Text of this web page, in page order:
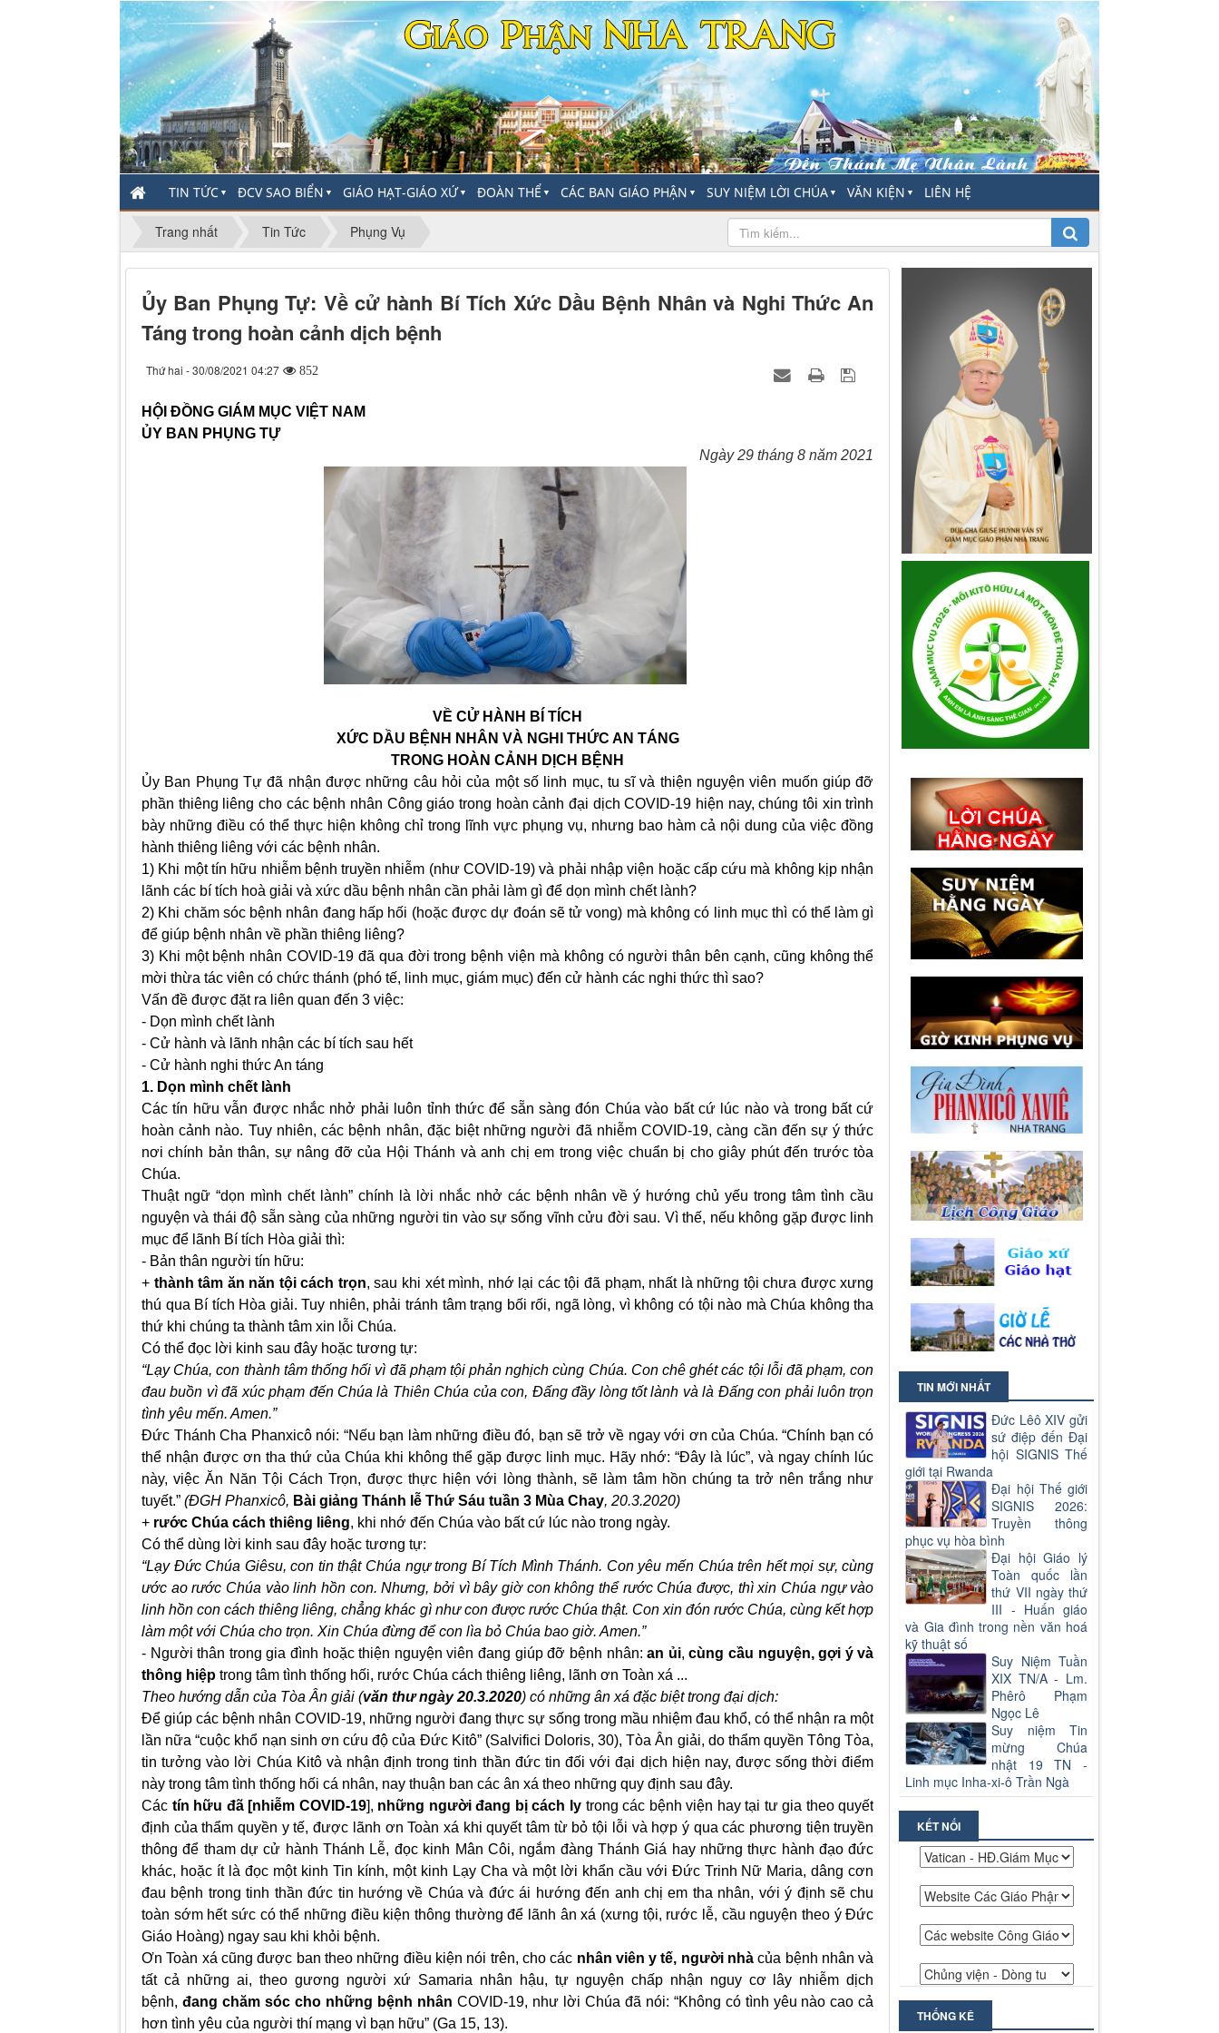
TIN TỨC ▼ ĐCV SAO BIỂN ▼ GIÁO HẠT-GIÁO XỨ▼ ĐOÀN THỂ ▼ CÁC BAN GIÁO PHẬN ▼ SUY NIỆM LỜI CHÚA ▼ VĂN KIỆN ▼ LIÊN HỆ
Trang nhất Tin Tức Phụng Vụ
Ủy Ban Phụng Tự: Về cử hành Bí Tích Xức Dầu Bệnh Nhân và Nghi Thức An
Táng trong hoàn cảnh dịch bệnh
Thứ hai - 30/08/2021 04:27 852
HỘI ĐỒNG GIÁM MỤC VIỆT NAM
ỦY BAN PHỤNG TỰ
Ngày 29 tháng 8 năm 2021
VỀ CỬ HÀNH BÍ TÍCH
XỨC DẦU BỆNH NHÂN VÀ NGHI THỨC AN TÁNG
TRONG HOÀN CẢNH DỊCH BỆNH
Ủy Ban Phụng Tự đã nhận được những câu hỏi của một số linh mục, tu sĩ và thiện nguyện viên muốn giúp đỡ
phần thiêng liêng cho các bệnh nhân Công giáo trong hoàn cảnh đại dịch COVID-19 hiện nay, chúng tôi xin trình
bày những điều có thể thực hiện không chỉ trong lĩnh vực phụng vụ, nhưng bao hàm cả nội dung của việc đồng
hành thiêng liêng với các bệnh nhân.
1) Khi một tín hữu nhiễm bệnh truyền nhiễm (như COVID-19) và phải nhập viện hoặc cấp cứu mà không kịp nhận
lãnh các bí tích hoà giải và xức dầu bệnh nhân cần phải làm gì để dọn mình chết lành?
2) Khi chăm sóc bệnh nhân đang hấp hối (hoặc được dự đoán sẽ tử vong) mà không có linh mục thì có thể làm gì
để giúp bệnh nhân về phần thiêng liêng?
3) Khi một bệnh nhân COVID-19 đã qua đời trong bệnh viện mà không có người thân bên cạnh, cũng không thể
mời thừa tác viên có chức thánh (phó tế, linh mục, giám mục) đến cử hành các nghi thức thì sao?
Vấn đề được đặt ra liên quan đến 3 việc:
- Dọn mình chết lành
- Cử hành và lãnh nhận các bí tích sau hết
- Cử hành nghi thức An táng
1. Dọn mình chết lành
Các tín hữu vẫn được nhắc nhở phải luôn tỉnh thức để sẵn sàng đón Chúa vào bất cứ lúc nào và trong bất cứ
hoàn cảnh nào. Tuy nhiên, các bệnh nhân, đặc biệt những người đã nhiễm COVID-19, càng cần đến sự ý thức
nơi chính bản thân, sự nâng đỡ của Hội Thánh và anh chị em trong việc chuẩn bị cho giây phút đến trước tòa
Chúa.
Thuật ngữ “dọn mình chết lành” chính là lời nhắc nhở các bệnh nhân về ý hướng chủ yếu trong tâm tình cầu
nguyện và thái độ sẵn sàng của những người tin vào sự sống vĩnh cửu đời sau. Vì thế, nếu không gặp được linh
mục để lãnh Bí tích Hòa giải thì:
- Bản thân người tín hữu:
+ thành tâm ăn năn tội cách trọn, sau khi xét mình, nhớ lại các tội đã phạm, nhất là những tội chưa được xưng
thú qua Bí tích Hòa giải. Tuy nhiên, phải tránh tâm trạng bối rối, ngã lòng, vì không có tội nào mà Chúa không tha
thứ khi chúng ta thành tâm xin lỗi Chúa.
Có thể đọc lời kinh sau đây hoặc tương tự:
“Lạy Chúa, con thành tâm thống hối vì đã phạm tội phản nghịch cùng Chúa. Con chê ghét các tội lỗi đã phạm, con
đau buồn vì đã xúc phạm đến Chúa là Thiên Chúa của con, Đấng đầy lòng tốt lành và là Đấng con phải luôn trọn
tình yêu mến. Amen.”
Đức Thánh Cha Phanxicô nói: “Nếu bạn làm những điều đó, bạn sẽ trở về ngay với ơn của Chúa. “Chính bạn có
thể nhận được ơn tha thứ của Chúa khi không thể gặp được linh mục. Hãy nhớ: “Đây là lúc”, và ngay chính lúc
này, việc Ăn Năn Tội Cách Trọn, được thực hiện với lòng thành, sẽ làm tâm hồn chúng ta trở nên trắng như
tuyết.” (ĐGH Phanxicô, Bài giảng Thánh lễ Thứ Sáu tuần 3 Mùa Chay, 20.3.2020)
+ rước Chúa cách thiêng liêng, khi nhớ đến Chúa vào bất cứ lúc nào trong ngày.
Có thể dùng lời kinh sau đây hoặc tương tự:
“Lạy Đức Chúa Giêsu, con tin thật Chúa ngự trong Bí Tích Mình Thánh. Con yêu mến Chúa trên hết mọi sự, cùng
ước ao rước Chúa vào linh hồn con. Nhưng, bởi vì bây giờ con không thể rước Chúa được, thì xin Chúa ngự vào
linh hồn con cách thiêng liêng, chẳng khác gì như con được rước Chúa thật. Con xin đón rước Chúa, cùng kết hợp
làm một với Chúa cho trọn. Xin Chúa đừng để con lìa bỏ Chúa bao giờ. Amen.”
- Người thân trong gia đình hoặc thiện nguyện viên đang giúp đỡ bệnh nhân:an ủi,cùng cầu nguyện, gợi ý và
thông hiệp trong tâm tình thống hối, rước Chúa cách thiêng liêng, lãnh ơn Toàn xá ...
Theo hướng dẫn của Tòa Ân giải (văn thư ngày 20.3.2020) có những ân xá đặc biệt trong đại dịch:
Để giúp các bệnh nhân COVID-19, những người đang thực sự sống trong mầu nhiệm đau khổ, có thể nhận ra một
lần nữa “cuộc khổ nạn sinh ơn cứu độ của Đức Kitô” (Salvifici Doloris, 30), Tòa Ân giải, do thẩm quyền Tông Tòa,
tin tưởng vào lời Chúa Kitô và nhận định trong tinh thần đức tin đối với đại dịch hiện nay, được sống thời điểm
này trong tâm tình thống hối cá nhân, nay thuận ban các ân xá theo những quy định sau đây.
Các tín hữu đã [nhiễm COVID-19], những người đang bị cách ly trong các bệnh viện hay tại tư gia theo quyết
định của thẩm quyền y tế, được lãnh ơn Toàn xá khi quyết tâm từ bỏ tội lỗi và hợp ý qua các phương tiện truyền
thông để tham dự cử hành Thánh Lễ, đọc kinh Mân Côi, ngắm đàng Thánh Giá hay những thực hành đạo đức
khác, hoặc ít là đọc một kinh Tin kính, một kinh Lạy Cha và một lời khẩn cầu với Đức Trinh Nữ Maria, dâng cơn
đau bệnh trong tinh thần đức tin hướng về Chúa và đức ái hướng đến anh chị em tha nhân, với ý định sẽ chu
toàn sớm hết sức có thể những điều kiện thông thường để lãnh ân xá (xưng tội, rước lễ, cầu nguyện theo ý Đức
Giáo Hoàng) ngay sau khi khỏi bệnh.
Ơn Toàn xá cũng được ban theo những điều kiện nói trên, cho các nhân viên y tế, người nhàcủa bệnh nhân và
tất cả những ai, theo gương người xứ Samaria nhân hậu, tự nguyện chấp nhận nguy cơ lây nhiễm dịch
bệnh, đang chăm sóc cho những bệnh nhân COVID-19, như lời Chúa đã nói: “Không có tình yêu nào cao cả
hơn tình yêu của người thí mạng vì bạn hữu” (Ga 15, 13).
TIN MỚI NHẤT
Đức Lêô XIV gửi
sứ điệp đến Đại
hội SIGNIS Thế
giới tại Rwanda
Đại hội Thế giới
SIGNIS 2026:
Truyền thông
phục vụ hòa bình
Đại hội Giáo lý
Toàn quốc lần
thứ VII ngày thứ
III - Huấn giáo
và Gia đình trong nền văn hoá
kỹ thuật số
Suy Niệm Tuần
XIX TN/A - Lm.
Phêrô Phạm
Ngọc Lê
Suy niệm Tin
mừng Chúa
nhật 19 TN -
Linh mục Inha-xi-ô Trần Ngà
KẾT NỐI
THỐNG KÊ